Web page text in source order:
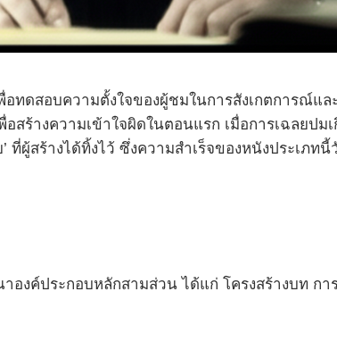
สอบความตั้งใจของผู้ชมในการสังเกตการณ์และ
สร้างความเข้าใจผิดในตอนแรก เมื่อการเฉลยป
ที่ผู้สร้างได้ทิ้งไว้ ซึ่งความสำเร็จของหนังประเภ
งค์ประกอบหลักสามส่วน ได้แก่ โครงสร้างบท ก